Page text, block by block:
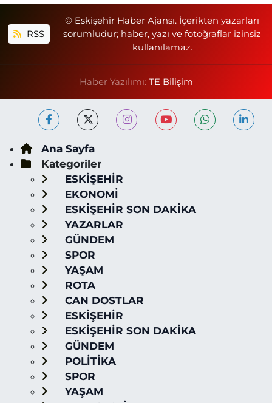
RSS
© Eskişehir Haber Ajansı. İçerikten yazarları
sorumludur; haber, yazı ve fotoğraflar izinsiz
kullanılamaz.
Haber Yazılımı: TE Bilişim
Ana Sayfa
Kategoriler
ESKİŞEHİR
EKONOMİ
ESKİŞEHİR SON DAKİKA
YAZARLAR
GÜNDEM
SPOR
YAŞAM
ROTA
CAN DOSTLAR
ESKİŞEHİR
ESKİŞEHİR SON DAKİKA
GÜNDEM
POLİTİKA
SPOR
YAŞAM